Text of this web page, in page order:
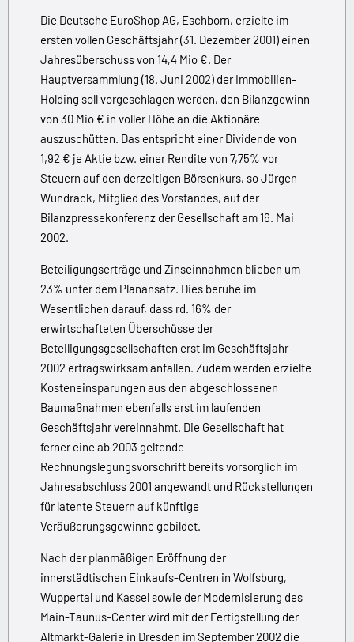
Die Deutsche EuroShop AG, Eschborn, erzielte im
ersten vollen Geschäftsjahr (31. Dezember 2001) einen
Jahresüberschuss von 14,4 Mio €. Der
Hauptversammlung (18. Juni 2002) der Immobilien-
Holding soll vorgeschlagen werden, den Bilanzgewinn
von 30 Mio € in voller Höhe an die Aktionäre
auszuschütten. Das entspricht einer Dividende von
1,92 € je Aktie bzw. einer Rendite von 7,75% vor
Steuern auf den derzeitigen Börsenkurs, so Jürgen
Wundrack, Mitglied des Vorstandes, auf der
Bilanzpressekonferenz der Gesellschaft am 16. Mai
2002.
Beteiligungserträge und Zinseinnahmen blieben um
23% unter dem Planansatz. Dies beruhe im
Wesentlichen darauf, dass rd. 16% der
erwirtschafteten Überschüsse der
Beteiligungsgesellschaften erst im Geschäftsjahr
2002 ertragswirksam anfallen. Zudem werden erzielte
Kosteneinsparungen aus den abgeschlossenen
Baumaßnahmen ebenfalls erst im laufenden
Geschäftsjahr vereinnahmt. Die Gesellschaft hat
ferner eine ab 2003 geltende
Rechnungslegungsvorschrift bereits vorsorglich im
Jahresabschluss 2001 angewandt und Rückstellungen
für latente Steuern auf künftige
Veräußerungsgewinne gebildet.
Nach der planmäßigen Eröffnung der
innerstädtischen Einkaufs-Centren in Wolfsburg,
Wuppertal und Kassel sowie der Modernisierung des
Main-Taunus-Center wird mit der Fertigstellung der
Altmarkt-Galerie in Dresden im September 2002 die